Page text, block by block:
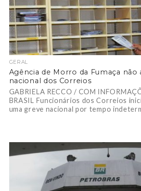
GERAL
Agência de Morro da Fumaça não
nacional dos Correios
GABRIELA RECCO / COM
BRASIL Funcionários dos Correios
uma greve nacional por tempo